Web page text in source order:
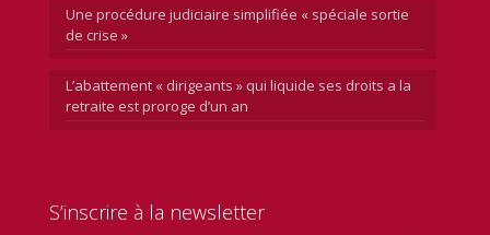
Une procédure judiciaire simplifiée « spéciale sortie
de crise »
L’abattement « dirigeants » qui liquide ses droits a la
retraite est proroge d’un an
S’inscrire à la newsletter